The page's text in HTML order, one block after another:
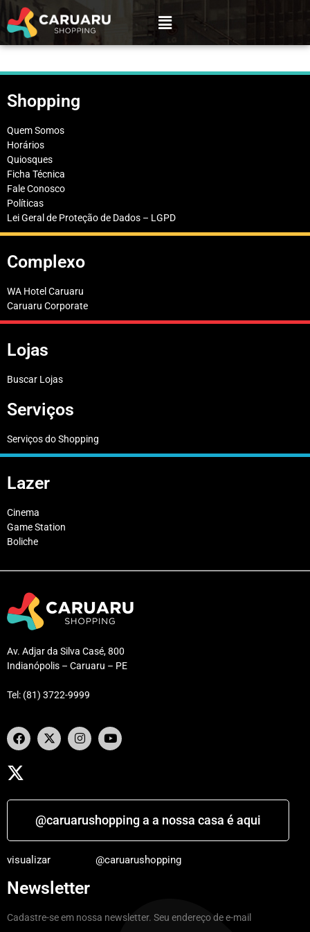
Shopping
Quem Somos
Horários
Quiosques
Ficha Técnica
Fale Conosco
Políticas
Lei Geral de Proteção de Dados – LGPD
Complexo
WA Hotel Caruaru
Caruaru Corporate
Lojas
Buscar Lojas
Serviços
Serviços do Shopping
Lazer
Cinema
Game Station
Boliche
Av. Adjar da Silva Casé, 800
Indianópolis – Caruaru – PE
Tel: (81) 3722-9999
@caruarushopping a a nossa casa é aqui
visualizar @caruarushopping
Newsletter
Cadastre-se em nossa newsletter. Seu endereço de e-mail